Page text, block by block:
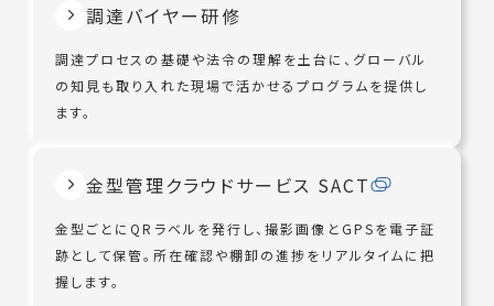
調達バイヤー研修
調達プロセスの基礎や法令の理解を土台に、グローバル
の知見も取り入れた現場で活かせるプログラムを提供し
ます。
金型管理クラウドサービス SACT
金型ごとにQRラベルを発行し、撮影画像とGPSを電子証
跡として保管。所在確認や棚卸の進捗をリアルタイムに把
握します。